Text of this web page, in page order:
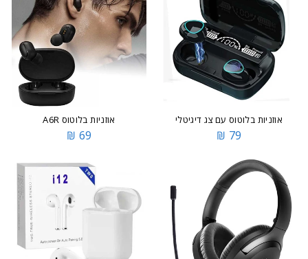
אוזניות בלוטוס עם צג דיגיטלי
79 ₪
אוזניות בלוטוס A6R
69 ₪